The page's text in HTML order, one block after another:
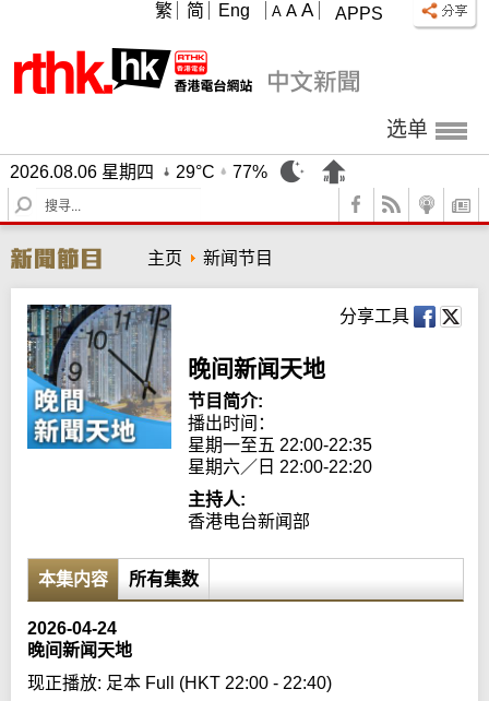
APPS
A A A
繁 简 Eng
选单
2026.08.06 星期四 29°C
77%
S
e
r
c
h
主页 新闻节目
分享工具
晚间新闻天地
节目简介:
播出时间：
星期一至五 22:00-22:35
星期六／日 22:00-22:20
主持人:
香港电台新闻部
本集内容 所有集数
2026-04-24
晚间新闻天地
现正播放: 足本 Full (HKT 22:00 - 22:40)